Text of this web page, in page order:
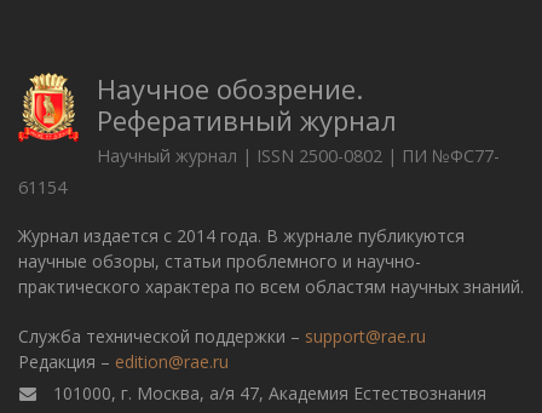
Научное обозрение.
Реферативный журнал
Научный журнал | ISSN 2500-0802 | ПИ №ФС77-
61154
Журнал издается с 2014 года. В журнале публикуются
научные обзоры, статьи проблемного и научно-
практического характера по всем областям научных знаний.
Служба технической поддержки – support@rae.ru
Редакция – edition@rae.ru
101000, г. Москва, а/я 47, Академия Естествознания